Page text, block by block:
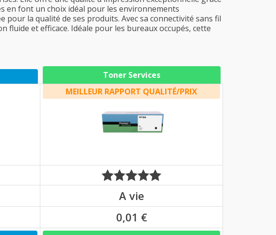
en font un choix idéal pour les environnements
la qualité de ses produits. Avec sa connectivité sans fil
fluide et efficace. Idéale pour les bureaux occupés, cette
Toner Services
MEILLEUR RAPPORT QUALITÉ/PRIX
A vie
0,01 €